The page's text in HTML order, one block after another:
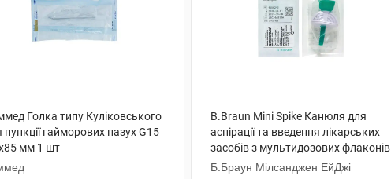
Голка типу Куліковського
пункції гайморових пазух G15
мм 1 шт
B.Braun Mini Spike Канюля для
аспірації та введення лікарських
засобів з мультидозових флаконів
зелена 1 шт
Б.Браун Мілсанджен ЕйДжі